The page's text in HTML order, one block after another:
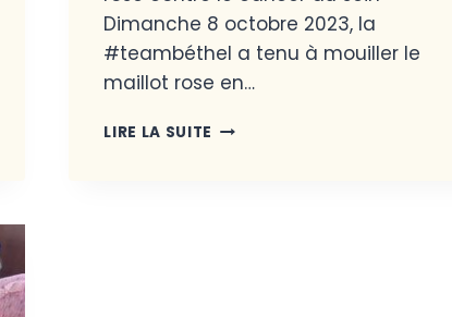
Dimanche 8 octobre 2023, la
#teambéthel a tenu à mouiller le
maillot rose en…
LIRE LA SUITE